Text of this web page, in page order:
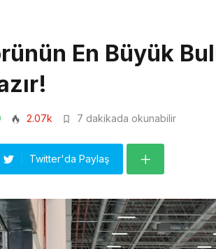
En Büyük
2.07k 7 dakikada okunabilir
Twitter'da Paylaş